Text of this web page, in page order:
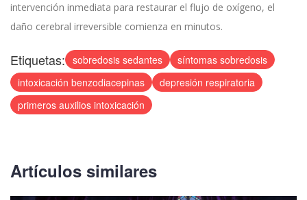
intervención inmediata para restaurar el flujo de oxígeno, el
daño cerebral irreversible comienza en minutos.
Etiquetas: sobredosis sedantes
síntomas sobredosis
intoxicación benzodiacepinas
depresión respiratoria
primeros auxilios intoxicación
Artículos similares